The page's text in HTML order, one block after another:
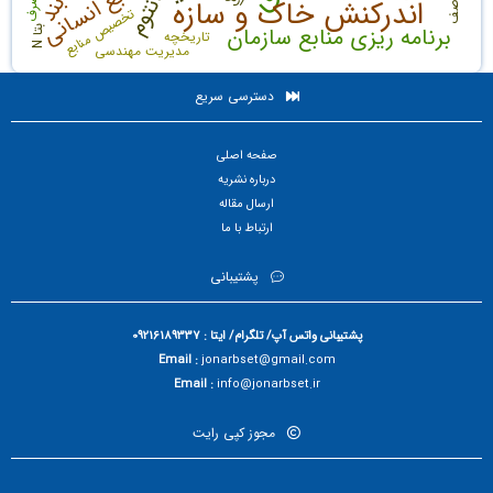
اندرکنش خاک و سازه
برنامه ریزی منابع سازمان مدیریت مهندسی
تخصیص منابع تاریخچه ب
ت
ا
N
دسترسی سریع
صفحه اصلی
درباره نشریه
ارسال مقاله
ارتباط با ما
پشتیبانی
پشتیبانی واتس آپ/ تلگرام/ ایتا : 09216189337
Email :jonarbset@gmail.com
Email :info@jonarbset.ir
مجوز کپی رایت